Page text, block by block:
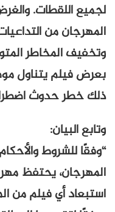
لجميع اللقطات.
المهرجان من
وتخفيف المخاطر
بعرض فيلم يتناول
ذلك خطر حدوث
وتابع البيان:
“وفقًا للشروط
المهرجان، يحتفظ
استبعاد أي فيلم من